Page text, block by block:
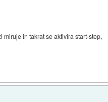
in takrat se aktivira start-stop,